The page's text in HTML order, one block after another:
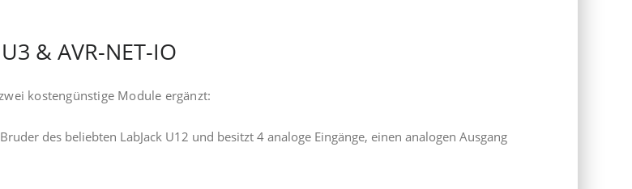
& AVR-NET-IO
kostengünstige Module ergänzt:
des beliebten LabJack U12 und besitzt 4 analoge Eingänge, einen analogen Ausgang